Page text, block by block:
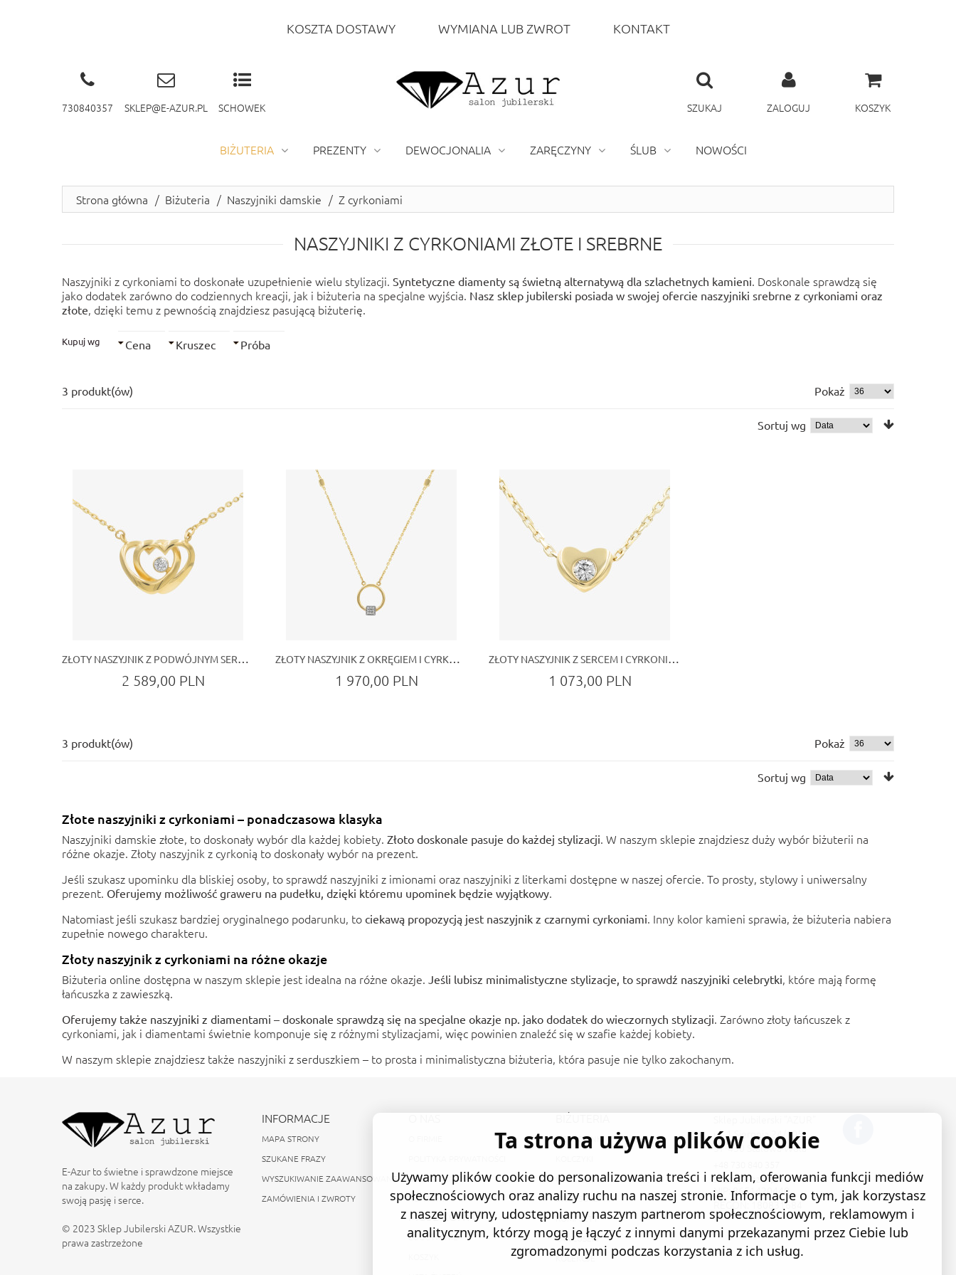
KOSZTA DOSTAWY WYMIANA LUB ZWROT KONTAKT
730840357 SKLEP@E-AZUR.PL SCHOWEK SZUKAJ ZALOGUJ KOSZYK
BIŻUTERIA PREZENTY DEWOCJONALIA ZARĘCZYNY ŚLUB NOWOŚCI
Strona główna / Biżuteria / Naszyjniki damskie / Z cyrkoniami
NASZYJNIKI Z CYRKONIAMI ZŁOTE I SREBRNE
Naszyjniki z cyrkoniami to doskonałe uzupełnienie wielu stylizacji. Syntetyczne diamenty są świetną alternatywą dla szlachetnych kamieni. Doskonale sprawdzą się
jako dodatek zarówno do codziennych kreacji, jak i biżuteria na specjalne wyjścia. Nasz sklep jubilerski posiada w swojej ofercie naszyjniki srebrne z cyrkoniami oraz
złote, dzięki temu z pewnością znajdziesz pasującą biżuterię.
Kupuj wg Cena Kruszec Próba
3 produkt(ów) Pokaż
Sortuj wg
ZŁOTY NASZYJNIK Z PODWÓJNYM SERCEM I CYRKONIĄ
2 589,00 PLN
ZŁOTY NASZYJNIK Z OKRĘGIEM I CYRKONIOWYM DETALEM
1 970,00 PLN
ZŁOTY NASZYJNIK Z SERCEM I CYRKONIĄ – ELEGANCJA PEŁNA BLASKU
1 073,00 PLN
3 produkt(ów) Pokaż
Sortuj wg
Złote naszyjniki z cyrkoniami – ponadczasowa klasyka
Naszyjniki damskie złote, to doskonały wybór dla każdej kobiety. Złoto doskonale pasuje do każdej stylizacji. W naszym sklepie znajdziesz duży wybór biżuterii na
różne okazje. Złoty naszyjnik z cyrkonią to doskonały wybór na prezent.
Jeśli szukasz upominku dla bliskiej osoby, to sprawdź naszyjniki z imionami oraz naszyjniki z literkami dostępne w naszej ofercie. To prosty, stylowy i uniwersalny
prezent. Oferujemy możliwość graweru na pudełku, dzięki któremu upominek będzie wyjątkowy.
Natomiast jeśli szukasz bardziej oryginalnego podarunku, to ciekawą propozycją jest naszyjnik z czarnymi cyrkoniami. Inny kolor kamieni sprawia, że biżuteria nabiera
zupełnie nowego charakteru.
Złoty naszyjnik z cyrkoniami na różne okazje
Biżuteria online dostępna w naszym sklepie jest idealna na różne okazje. Jeśli lubisz minimalistyczne stylizacje, to sprawdź naszyjniki celebrytki, które mają formę
łańcuszka z zawieszką.
Oferujemy także naszyjniki z diamentami – doskonale sprawdzą się na specjalne okazje np. jako dodatek do wieczornych stylizacji. Zarówno złoty łańcuszek z
cyrkoniami, jak i diamentami świetnie komponuje się z różnymi stylizacjami, więc powinien znaleźć się w szafie każdej kobiety.
W naszym sklepie znajdziesz także naszyjniki z serduszkiem – to prosta i minimalistyczna biżuteria, która pasuje nie tylko zakochanym.
E-Azur to świetne i sprawdzone miejsce
na zakupy. W każdy produkt wkładamy
swoją pasję i serce.
© 2023 Sklep Jubilerski AZUR. Wszystkie
prawa zastrzeżone
INFORMACJE
MAPA STRONY
SZUKANE FRAZY
WYSZUKIWANIE ZAAWANSOWANE
ZAMÓWIENIA I ZWROTY
REGULAMIN
KONTAKT
MOJE KONTO
LOGOWANIE
BIŻUTERIA
PIERŚCIONKI
NASZYJNIKI
BRANSOLETKI
KOMPLETY
ŁAŃCUSZKI
KOLEKCJE
ul. 1 Sierpnia 24/105
37-450 Stalowa Wola
sklep@e-azur.pl
NIP: 8651420440
REGON: 180831684
Ta strona używa plików cookie
Używamy plików cookie do personalizowania treści i reklam, oferowania funkcji mediów
społecznościowych oraz analizy ruchu na naszej stronie. Informacje o tym, jak korzystasz
z naszej witryny, udostępniamy naszym partnerom społecznościowym, reklamowym i
analitycznym, którzy mogą je łączyć z innymi danymi przekazanymi przez Ciebie lub
zgromadzonymi podczas korzystania z ich usług.